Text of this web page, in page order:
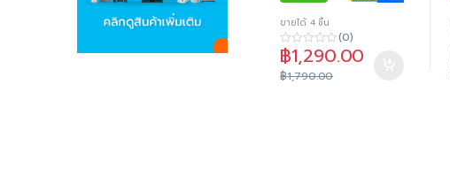
ขายได้ 4 ชิ้น
0
o
u
(0)
฿1,290.00
฿1,790.00